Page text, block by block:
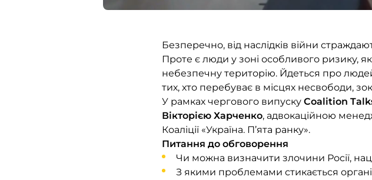
Безперечно, від наслідків війни
Проте є люди у зоні особливого ризику,
небезпечну територію. Йдеться про
тих, хто перебуває в місцях несвободи,
У рамках чергового випуску Coalition
Вікторією Харченко, адвокаційною
Коаліції «Україна. П’ята ранку».
Питання до обговорення
Чи можна визначити злочини Росії,
З якими проблемами стикається